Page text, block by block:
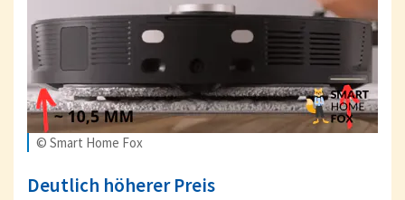
© Smart Home Fox
Deutlich höherer Preis